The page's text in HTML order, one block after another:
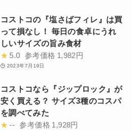
コストコの『塩さばフィレ』は買
って損なし！ 毎日の食卓にうれ
しいサイズの旨み食材
★ 5.0 参考価格 1,982円
2023年7月19日
コストコなら『ジップロック』が
安く買える？ サイズ3種のコスパ
を調べてみた
★ -- 参考価格 1,928円